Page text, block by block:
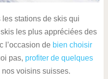
stations de skis qui
les plus appréciées des
l’occasion de bien choisir
pas, profiter de quelques
voisins suisses.